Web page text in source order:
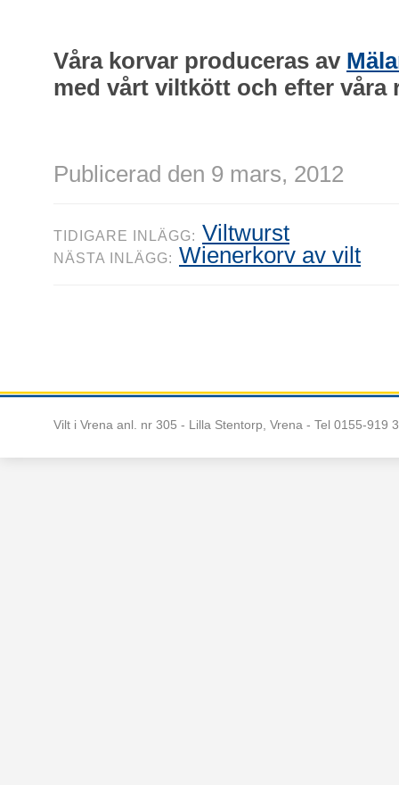
Våra korvar produceras av
med vårt viltkött och efter våra
Publicerad den 9 mars, 2012
TIDIGARE INLÄGG: Viltwurst
NÄSTA INLÄGG: Wienerkorv av vilt
Vilt i Vrena anl. nr 305 - Lilla Stentorp, Vrena - Tel 0155-919